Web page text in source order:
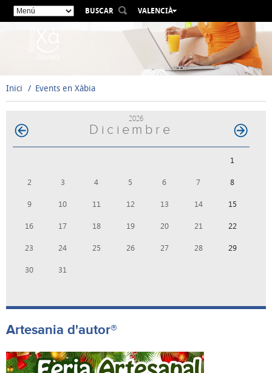
BUSCAR
VALENCIÀ
ESPAÑOL
ENGLISH
FRANÇAIS
Inici Events en Xàbia
2026
Diciembre
1
2 3 4 5 6 7 8
9 10 11 12 13 14 15
16 17 18 19 20 21 22
23 24 25 26 27 28 29
30 31
Artesania d'autor®